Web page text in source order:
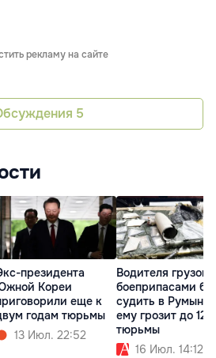
рекламу на сайте
5
президента
Кореи
еще к
годам тюрьмы
13 Июл. 22:52
Водителя
боеприпасами
судить в
ему грозит до 12
тюрьмы
16 Июл. 14:12